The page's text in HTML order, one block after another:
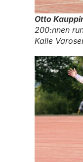
Otto
200:nnen
Kalle